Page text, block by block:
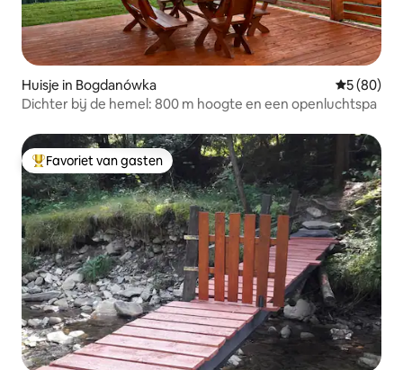
Huisje in Bogdanówka
5 (80)
Dichter bij de hemel: 800 m hoogte en een openluchtspa
Topfavoriet van gasten
Favoriet van gasten